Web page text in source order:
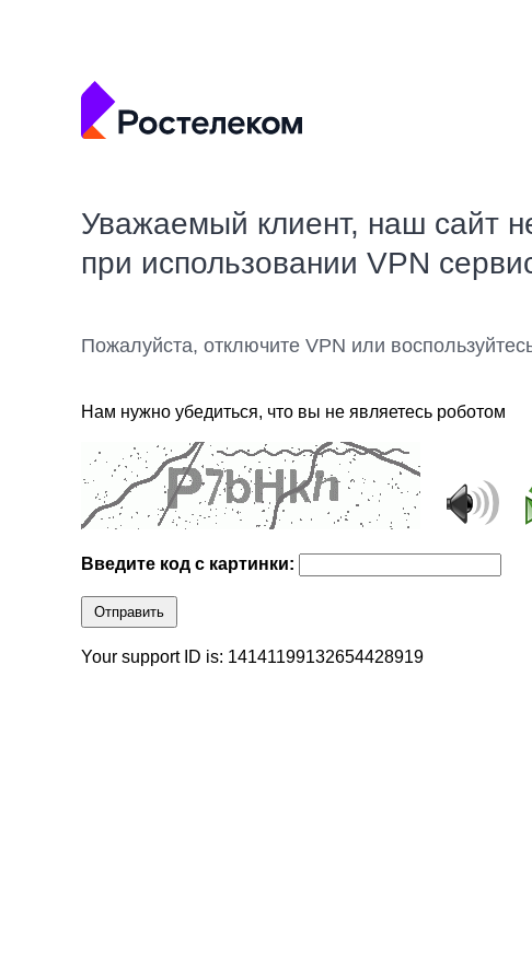
Уважаемый клиент, наш сайт
при использовании VPN
Пожалуйста, отключите VPN или
Нам нужно убедиться, что вы не являетесь роботом
Введите код с картинки:
Отправить
Your support ID is: 14141199132654428919